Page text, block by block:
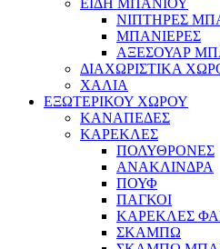
ΕΙΔΗ ΜΠΑΝΙΟΥ
ΝΙΠΤΗΡΕΣ
ΜΠΑΝΙΕΡΕΣ
ΑΞΕΣΟΥΑΡ
ΔΙΑΧΩΡΙΣΤΙΚΑ
ΧΑΛΙΑ
ΕΞΩΤΕΡΙΚΟΥ ΧΩΡΟΥ
ΚΑΝΑΠΕΔΕΣ
ΚΑΡΕΚΛΕΣ
ΠΟΛΥΘΡΟΝΕΣ
ΑΝΑΚΛΙΝΔΡΑ
ΠΟΥΦ
ΠΑΓΚΟΙ
ΚΑΡΕΚΛΕΣ
ΣΚΑΜΠΩ